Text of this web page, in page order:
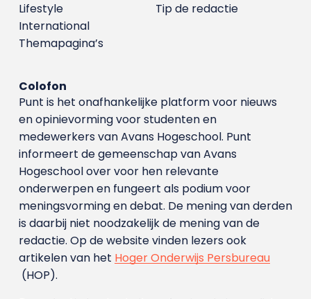
Tip de redactie
Lifestyle
International
Themapagina’s
Colofon
Punt is het onafhankelijke platform voor nieuws
en opinievorming voor studenten en
medewerkers van Avans Hoge­school. Punt
informeert de gemeenschap van Avans
Hogeschool over voor hen relevante
onderwerpen en fungeert als podium voor
meningsvorming en debat. De mening van derden
is daarbij niet noodzakelijk de mening van de
redactie. Op de website vinden lezers ook
artikelen van het Hoger Onderwijs Persbureau
(HOP).